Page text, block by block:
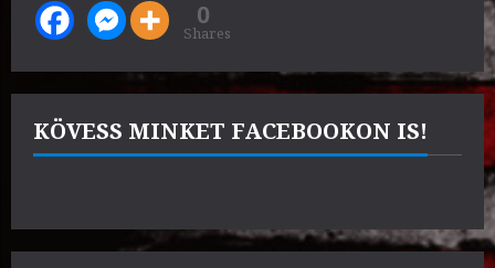
0
Shares
KÖVESS MINKET FACEBOOKON IS!